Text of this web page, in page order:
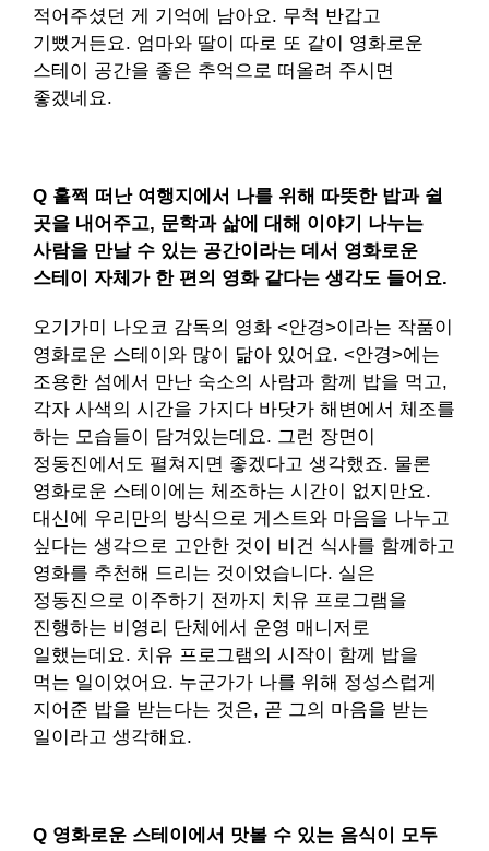
적어주셨던 게 기억에 남아요. 무척 반갑고
기뻤거든요. 엄마와 딸이 따로 또 같이 영화로운
스테이 공간을 좋은 추억으로 떠올려 주시면
좋겠네요.
Q 훌쩍 떠난 여행지에서 나를 위해 따뜻한 밥과 쉴
곳을 내어주고, 문학과 삶에 대해 이야기 나누는
사람을 만날 수 있는 공간이라는 데서 영화로운
스테이 자체가 한 편의 영화 같다는 생각도 들어요.
오기가미 나오코 감독의 영화 <안경>이라는 작품이
영화로운 스테이와 많이 닮아 있어요. <안경>에는
조용한 섬에서 만난 숙소의 사람과 함께 밥을 먹고,
각자 사색의 시간을 가지다 바닷가 해변에서 체조를
하는 모습들이 담겨있는데요. 그런 장면이
정동진에서도 펼쳐지면 좋겠다고 생각했죠. 물론
영화로운 스테이에는 체조하는 시간이 없지만요.
대신에 우리만의 방식으로 게스트와 마음을 나누고
싶다는 생각으로 고안한 것이 비건 식사를 함께하고
영화를 추천해 드리는 것이었습니다. 실은
정동진으로 이주하기 전까지 치유 프로그램을
진행하는 비영리 단체에서 운영 매니저로
일했는데요. 치유 프로그램의 시작이 함께 밥을
먹는 일이었어요. 누군가가 나를 위해 정성스럽게
지어준 밥을 받는다는 것은, 곧 그의 마음을 받는
일이라고 생각해요.
Q 영화로운 스테이에서 맛볼 수 있는 음식이 모두